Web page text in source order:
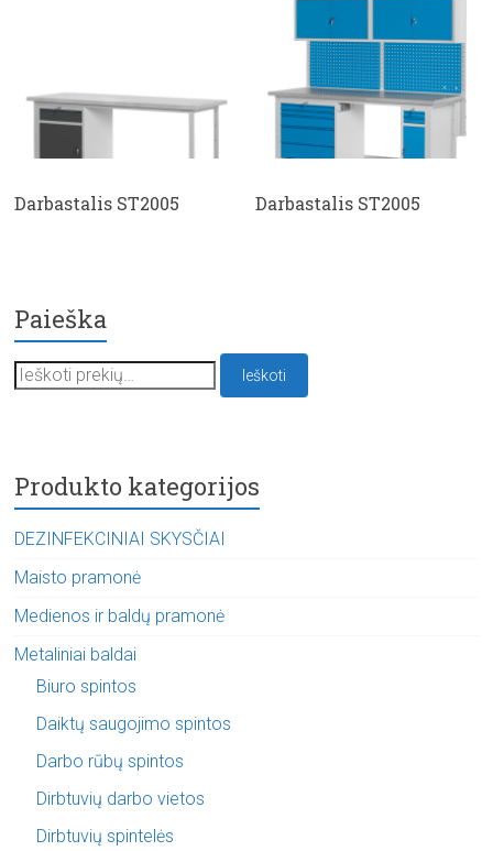
Darbastalis ST2005 Darbastalis ST2005
Paieška
Ieškoti:
Ieškoti
Produkto kategorijos
DEZINFEKCINIAI SKYSČIAI
Maisto pramonė
Medienos ir baldų pramonė
Metaliniai baldai
Biuro spintos
Daiktų saugojimo spintos
Darbo rūbų spintos
Dirbtuvių darbo vietos
Dirbtuvių spintelės